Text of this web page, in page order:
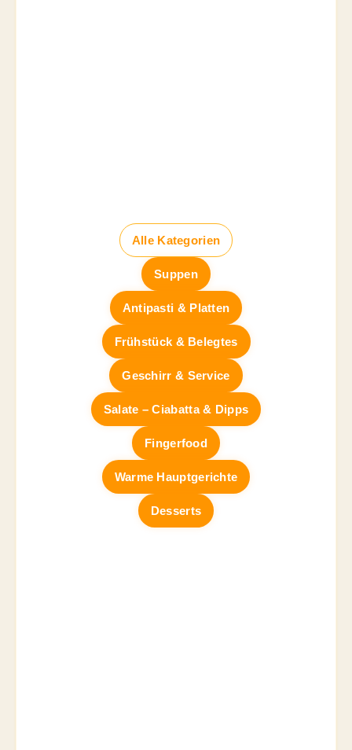
Suppen
Antipasti & Platten
Frühstück & Belegtes
Geschirr & Service
Salate – Ciabatta & Dipps
Fingerfood
Warme Hauptgerichte
Desserts
Alle Kategorien